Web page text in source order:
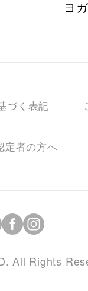
ヨ
づく表記
定者の方へ
All Rights